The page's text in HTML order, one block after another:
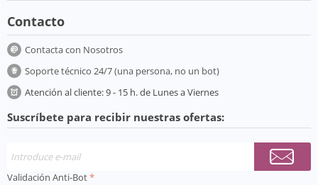
Contacto
Contacta con Nosotros
Soporte técnico 24/7 (una persona, no un bot)
Atención al cliente: 9 - 15 h. de Lunes a Viernes
Suscríbete para recibir nuestras ofertas:
Validación Anti-Bot